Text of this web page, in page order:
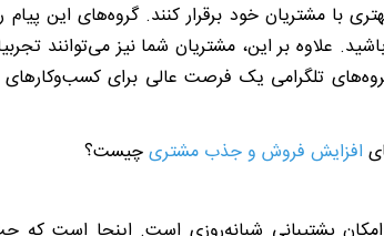
با مشتریان خود برقرار کنند. گروه‌های این
علاوه بر این، مشتریان شما نیز می‌توانند
تلگرامی یک فرصت عالی برای
افزایش فروش و جذب مشتریچیست؟